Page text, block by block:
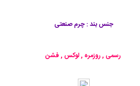
جنس بند : چرم صنعتی
رسمی , روزمره , لوکس , فشن